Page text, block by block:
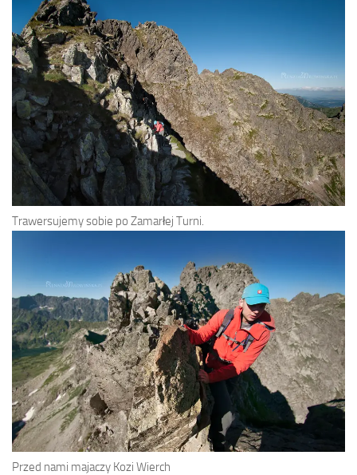
Trawersujemy sobie po Zamarłej Turni.
Przed nami majaczy Kozi Wierch